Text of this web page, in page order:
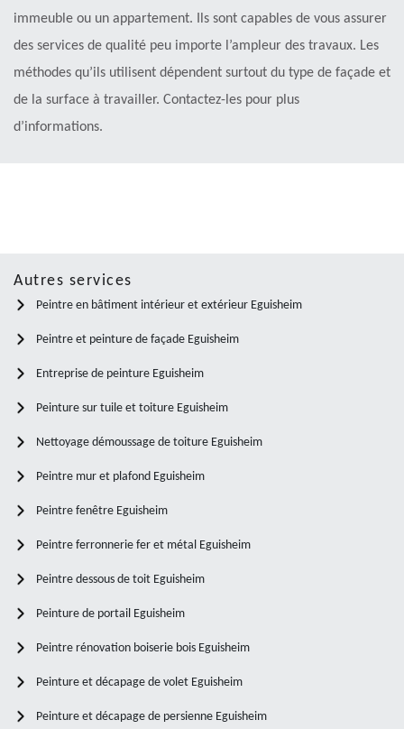
immeuble ou un appartement. Ils sont capables de vous assurer
des services de qualité peu importe l’ampleur des travaux. Les
méthodes qu’ils utilisent dépendent surtout du type de façade et
de la surface à travailler. Contactez-les pour plus
d’informations.
Autres services
Peintre en bâtiment intérieur et extérieur Eguisheim
Peintre et peinture de façade Eguisheim
Entreprise de peinture Eguisheim
Peinture sur tuile et toiture Eguisheim
Nettoyage démoussage de toiture Eguisheim
Peintre mur et plafond Eguisheim
Peintre fenêtre Eguisheim
Peintre ferronnerie fer et métal Eguisheim
Peintre dessous de toit Eguisheim
Peinture de portail Eguisheim
Peintre rénovation boiserie bois Eguisheim
Peinture et décapage de volet Eguisheim
Peinture et décapage de persienne Eguisheim